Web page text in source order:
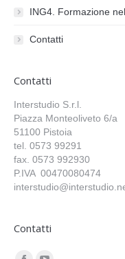
ING4. Formazione
Contatti
Contatti
Interstudio S.r.l.
Piazza Monteoliveto 6/a
51100 Pistoia
tel. 0573 99291
fax. 0573 992930
P.IVA 00470080474
Contatti
Find us on: